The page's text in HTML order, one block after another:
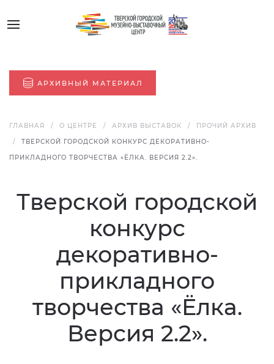
АРХИВНЫЙ МАТЕРИАЛ
ГЛАВНАЯ О ЦЕНТРЕ АРХИВ ВЫСТАВОК
ПРОЧИЙ АРХИВ
ТВЕРСКОЙ ГОРОДСКОЙ КОНКУРС ДЕКОРАТИВНО-
ПРИКЛАДНОГО ТВОРЧЕСТВА «ЁЛКА. ВЕРСИЯ 2.2».
Тверской городской
конкурс
декоративно-
прикладного
творчества «Ёлка.
Версия 2.2».